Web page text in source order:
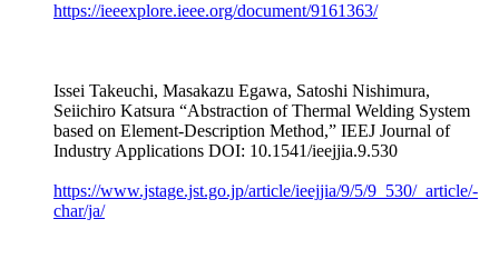
https://ieeexplore.ieee.org/document/9161363/
Issei Takeuchi, Masakazu Egawa, Satoshi Nishimura,
Seiichiro Katsura “Abstraction of Thermal Welding System
based on Element-Description Method,” IEEJ Journal of
Industry Applications DOI: 10.1541/ieejjia.9.530
https://www.jstage.jst.go.jp/article/ieejjia/9/5/9_530/_article/-
char/ja/